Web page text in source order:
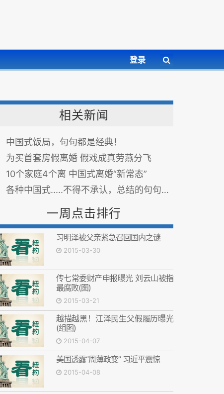
登录
相关新闻
中国式饭局，句句都是经典！
为买首套房假离婚 假戏成真劳燕分飞
10个家庭4个离 中国式离婚“新常态”
各种中国式.....不得不承认，总结的句句在理
一周点击排行
习明泽被父亲紧急召回国内之谜
2015-03-30
传七常委财产申报曝光 刘云山被指
最腐败(图)
2015-03-21
越描越黑！江泽民生父假履历曝光
(组图)
2015-04-07
美国透露“周薄政变” 习近平震惊
2015-04-08